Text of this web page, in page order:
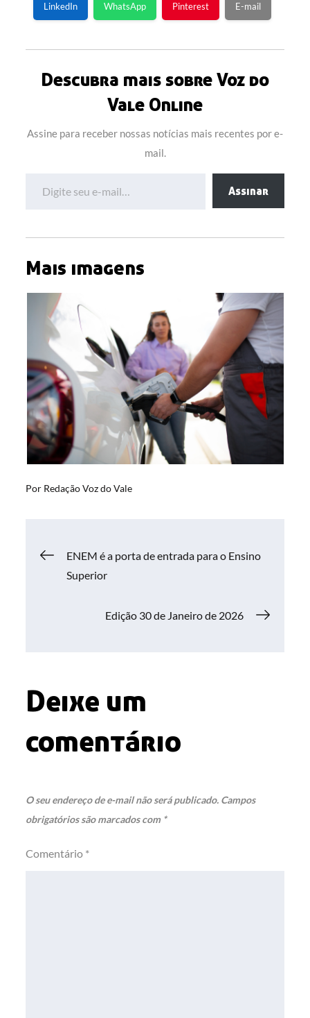
LinkedIn WhatsApp Pinterest E-mail
Descubra mais sobre Voz do
Vale Online
Assine para receber nossas notícias mais recentes por e-
mail.
Assinar
Mais imagens
Por Redação Voz do Vale
Navegação
ENEM é a porta de entrada para o Ensino
Superior
Edição 30 de Janeiro de 2026
Deixe um
comentário
O seu endereço de e-mail não será publicado. Campos
obrigatórios são marcados com *
Comentário *